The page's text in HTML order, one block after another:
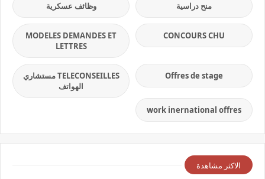
منح دراسية وظائف عسكرية
CONCOURS CHU
MODELES DEMANDES ET
LETTRES
Offres de stage
TELECONSEILLES مستشاري
الهواتف
work inernational offres
الاكثر مشاهدة